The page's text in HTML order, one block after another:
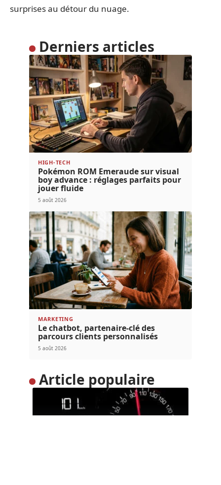
surprises au détour du nuage.
Derniers articles
HIGH-TECH
Pokémon ROM Emeraude sur visual
boy advance : réglages parfaits pour
jouer fluide
5 août 2026
MARKETING
Le chatbot, partenaire-clé des
parcours clients personnalisés
5 août 2026
Article populaire
MARKETING